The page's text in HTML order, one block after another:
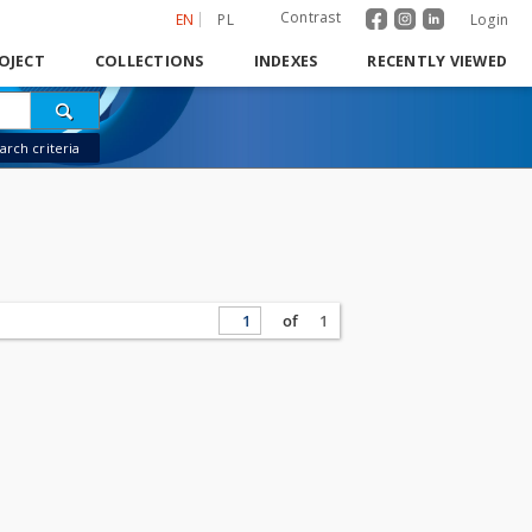
EN PL Contrast Login
COLLECTIONS INDEXES RECENTLY VIEWED
criteria
of 1